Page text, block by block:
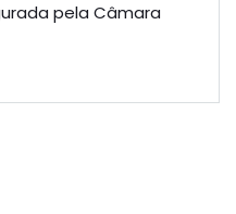
pela Câmara